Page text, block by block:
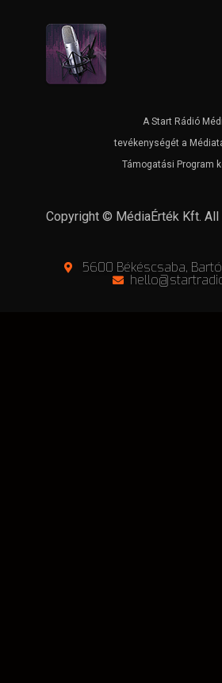
A Start Rádió
tevékenységét a
Támogatási Program
Copyright © MédiaÉrték Kft. All
5600 Békéscsaba,